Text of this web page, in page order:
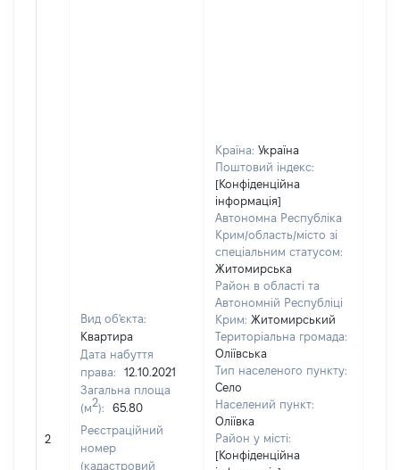
2
Вид об'єкта:
Квартира
Дата набуття
права:
12.10.2021
Загальна площа
(м2):
65.80
Реєстраційний
номер
(кадастровий
Країна: Україна
Поштовий індекс:
[Конфіденційна
інформація]
Автономна Республіка
Крим/область/місто зі
спеціальним статусом:
Житомирська
Район в області та
Автономній Республіці
Крим: Житомирський
Територіальна громада:
Оліївська
Тип населеного пункту:
Село
Населений пункт:
Оліївка
Район у місті:
[Конфіденційна